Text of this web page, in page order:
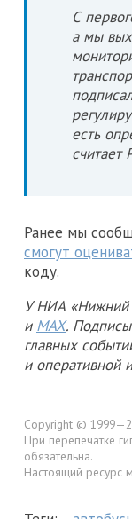
С
а мы
есть
считает
Ранее мы
смогут
коду.
У НИА «Нижний
и MAX.
главных
и оперативной
Copyright ©
При перепечатке
обязательна.
Настоящий ресурс